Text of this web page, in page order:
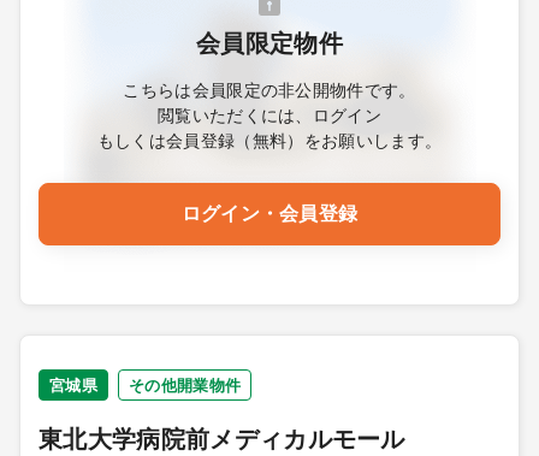
会員限定物件
こちらは会員限定の非公開物件です。
閲覧いただくには、ログイン
もしくは会員登録（無料）をお願いします。
ログイン・会員登録
宮城県 その他開業物件
東北大学病院前メディカルモール